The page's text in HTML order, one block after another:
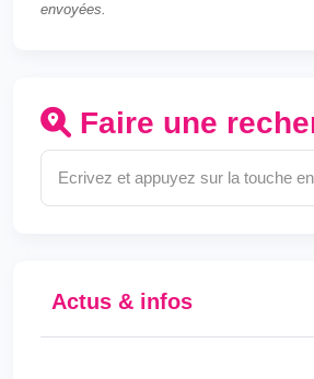
envoyées.
Faire une
Actus & infos